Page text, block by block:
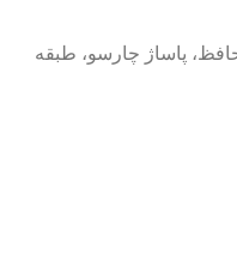
پاساژ چارسو، طبقه